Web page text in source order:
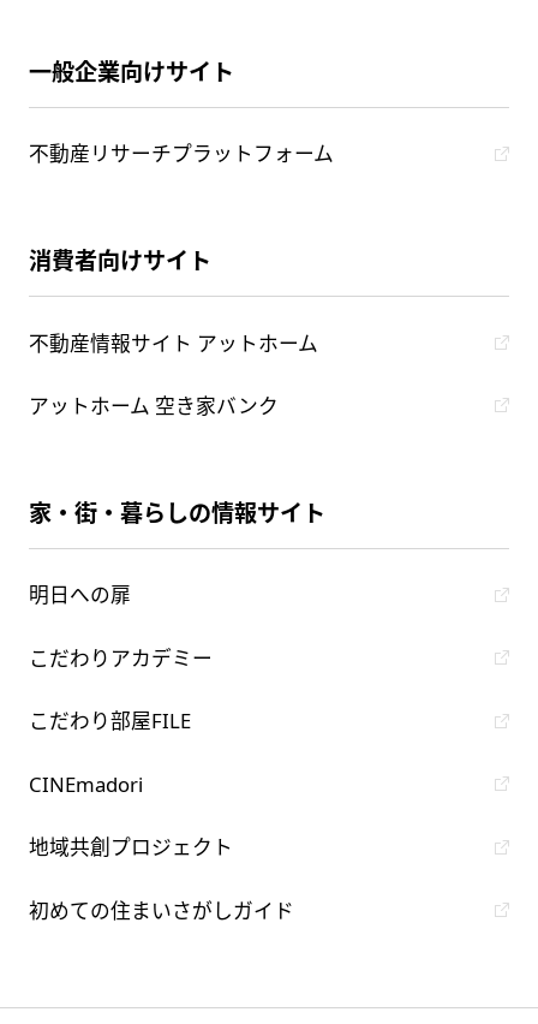
一般企業向けサイト
不動産リサーチプラットフォーム
消費者向けサイト
不動産情報サイト アットホーム
アットホーム 空き家バンク
家・街・暮らしの情報サイト
明日への扉
こだわりアカデミー
こだわり部屋FILE
CINEmadori
地域共創プロジェクト
初めての住まいさがしガイド